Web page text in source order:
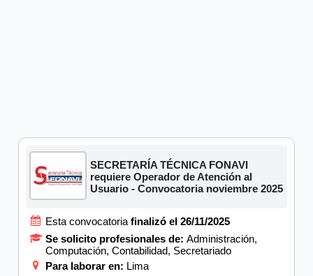
SECRETARÍA TÉCNICA FONAVI
requiere Operador de Atención al
Usuario - Convocatoria noviembre 2025
Esta convocatoriafinalizó el 26/11/2025
Se solicito profesionales de: Administración,
Computación, Contabilidad, Secretariado
Para laborar en: Lima